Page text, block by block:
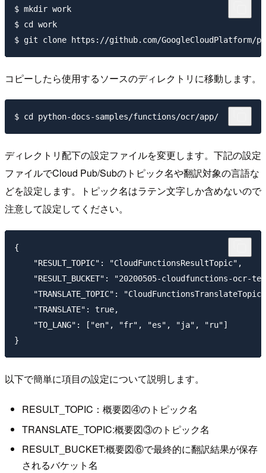
$ mkdir work
$ cd work
コピーしたら使用するソースのディレクトリに移動します。
ディレクトリ配下の設定ファイルを変更します。下記の設定
ファイルでCloud Pub/Subのトピック名や翻訳対象の言語な
どを設定します。トピック名はラテン文字しか含めないので
注意して設定してください。
{
    "RESULT_TOPIC": "CloudFunctionsResultTopic",
"RESULT_BUCKET": "20200505-cloudfunctions-ocr-
"TRANSLATE_TOPIC":
    "TRANSLATE": true,
    "TO_LANG": ["en", "fr", "es", "ja", "ru"]
以下で簡単に項目の設定について説明します。
RESULT_TOPIC：概要図④のトピック名
TRANSLATE_TOPIC:概要図③のトピック名
RESULT_BUCKET:概要図⑥で最終的に翻訳結果が保存
されるバケット名